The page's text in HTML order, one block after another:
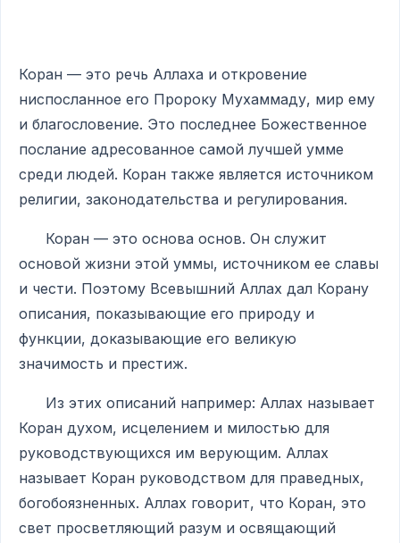
Коран — это речь Аллаха и откровение
ниспосланное его Пророку Мухаммаду, мир ему
и благословение. Это последнее Божественное
послание адресованное самой лучшей умме
среди людей. Коран также является источником
религии, законодательства и регулирования.
Коран — это основа основ. Он служит
основой жизни этой уммы, источником ее славы
и чести. Поэтому Всевышний Аллах дал Корану
описания, показывающие его природу и
функции, доказывающие его великую
значимость и престиж.
Из этих описаний например: Аллах называет
Коран духом, исцелением и милостью для
руководствующихся им верующим. Аллах
называет Коран руководством для праведных,
богобоязненных. Аллах говорит, что Коран, это
свет просветляющий разум и освящающий